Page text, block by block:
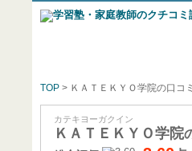
TOP > ＫＡＴＥＫＹＯ学院の口コミ
カテキヨーガクイン
ＫＡＴＥＫＹＯ学院